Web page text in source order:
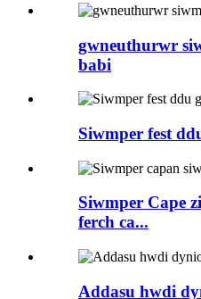
gwneuthurwr
babi
Siwmper fest
Siwmper Cape
ferch ca...
Addasu hwdi